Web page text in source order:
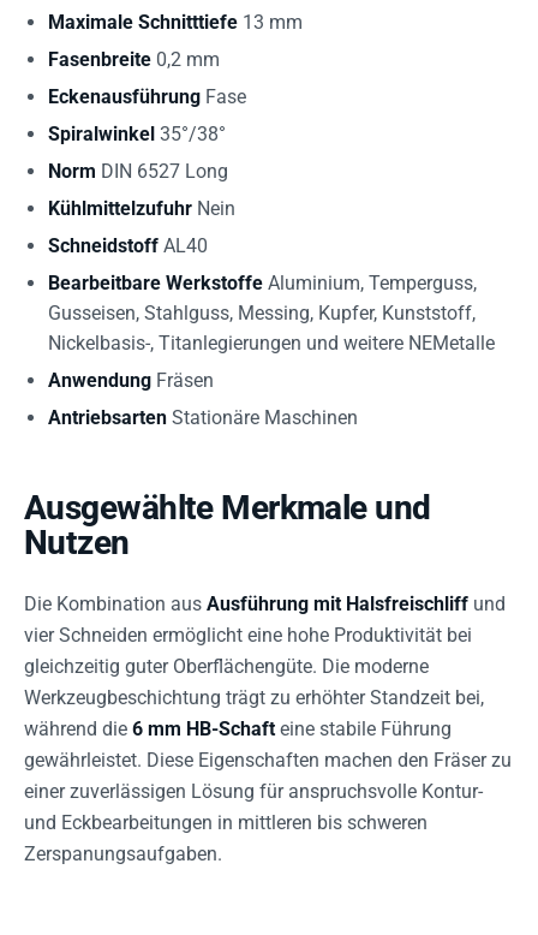
Maximale Schnitttiefe 13 mm
Fasenbreite 0,2 mm
Eckenausführung Fase
Spiralwinkel 35°/38°
Norm DIN 6527 Long
Kühlmittelzufuhr Nein
Schneidstoff AL40
Bearbeitbare Werkstoffe Aluminium, Temperguss,
Gusseisen, Stahlguss, Messing, Kupfer, Kunststoff,
Nickelbasis-, Titanlegierungen und weitere NEMetalle
Anwendung Fräsen
Antriebsarten Stationäre Maschinen
Ausgewählte Merkmale und
Nutzen
Die Kombination aus Ausführung mit Halsfreischliff und
vier Schneiden ermöglicht eine hohe Produktivität bei
gleichzeitig guter Oberflächengüte. Die moderne
Werkzeugbeschichtung trägt zu erhöhter Standzeit bei,
während die 6 mm HB-Schaft eine stabile Führung
gewährleistet. Diese Eigenschaften machen den Fräser zu
einer zuverlässigen Lösung für anspruchsvolle Kontur-
und Eckbearbeitungen in mittleren bis schweren
Zerspanungsaufgaben.